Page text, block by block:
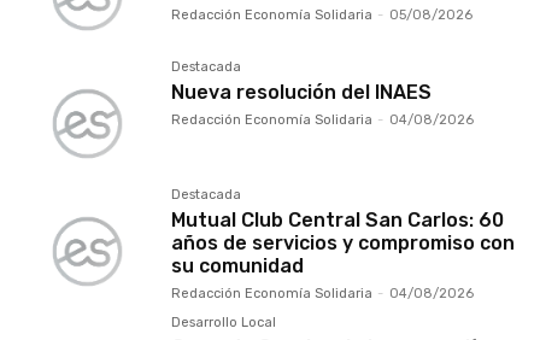
Redacción Economía Solidaria - 05/08/2026
Destacada
Nueva resolución del INAES
Redacción Economía Solidaria - 04/08/2026
Destacada
Mutual Club Central San Carlos: 60
años de servicios y compromiso con
su comunidad
Redacción Economía Solidaria - 04/08/2026
Desarrollo Local